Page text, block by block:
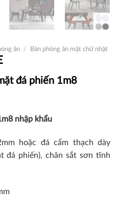
ăn / Bàn phòng ăn mặt chữ nhật
đá phiến 1m8
nhập khẩu
hoặc đá cẩm thạch dày
đá phiến), chân sắt sơn tĩnh